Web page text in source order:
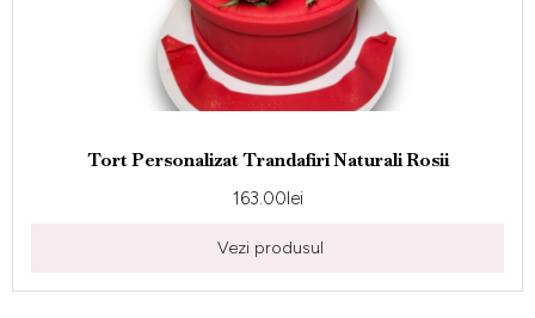
Tort Personalizat Trandafiri Naturali Rosii
163.00lei
Vezi produsul